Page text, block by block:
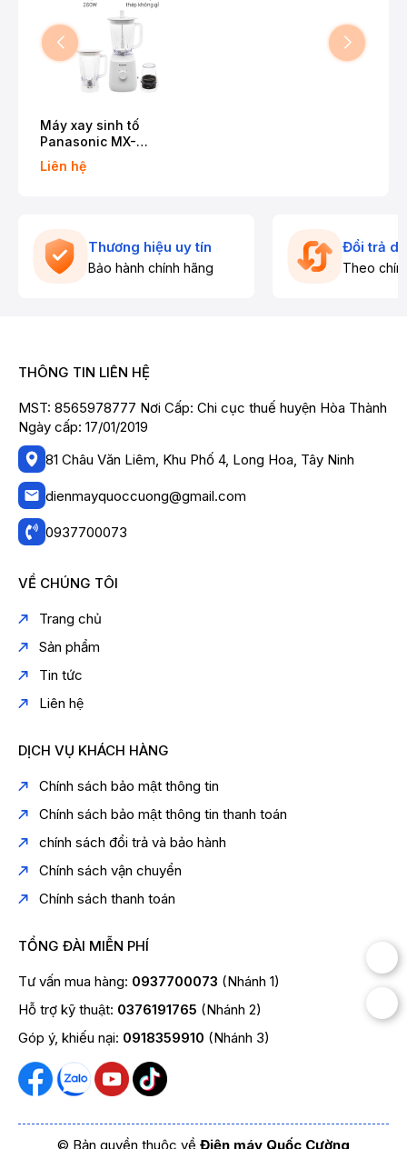
Máy xay sinh tố
Panasonic MX-
EX1031WRA
Liên hệ
Thương hiệu uy tín
Bảo hành chính hãng
Đổi trả
Theo
THÔNG TIN LIÊN HỆ
MST: 8565978777 Nơi Cấp: Chi cục thuế huyện Hòa Thành
Ngày cấp: 17/01/2019
81 Châu Văn Liêm, Khu Phố 4, Long Hoa, Tây Ninh
dienmayquoccuong@gmail.com
0937700073
VỀ CHÚNG TÔI
Trang chủ
Sản phẩm
Tin tức
Liên hệ
DỊCH VỤ KHÁCH HÀNG
Chính sách bảo mật thông tin
Chính sách bảo mật thông tin thanh toán
chính sách đổi trả và bảo hành
Chính sách vận chuyển
Chính sách thanh toán
TỔNG ĐÀI MIỄN PHÍ
Tư vấn mua hàng: 0937700073 (Nhánh 1)
Hỗ trợ kỹ thuật: 0376191765 (Nhánh 2)
Góp ý, khiếu nại: 0918359910 (Nhánh 3)
© Bản quyền thuộc về Điện máy Quốc Cường